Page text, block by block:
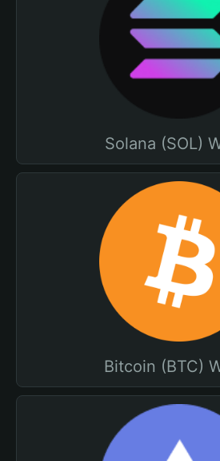
Solana (SOL)
Bitcoin (BTC)